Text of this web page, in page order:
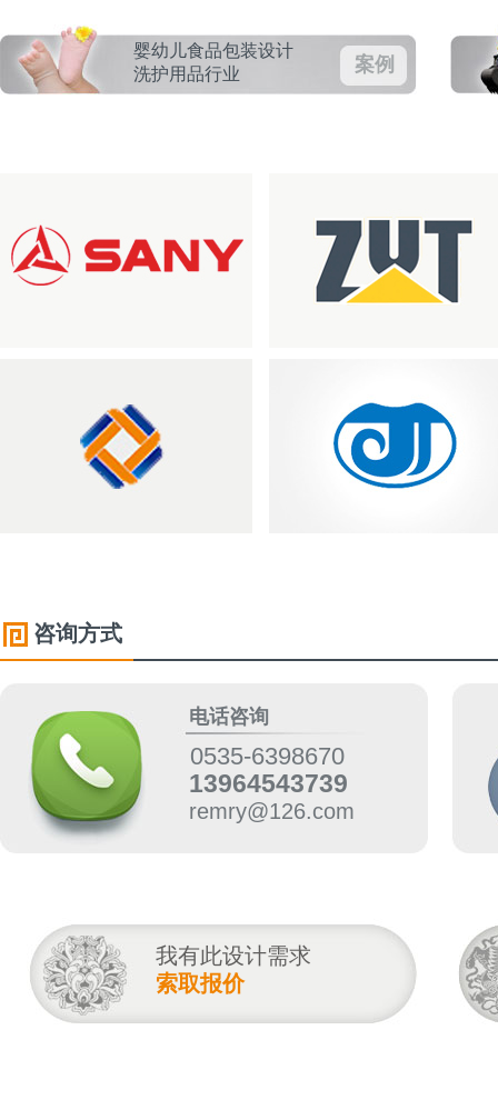
婴幼儿食品包装设计
洗护用品行业
案例
咨询方式
电话咨询
0535-6398670
13964543739
remry@126.com
我有此设计需求
索取报价